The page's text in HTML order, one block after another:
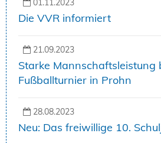
01.11.2023
Die VVR informiert
21.09.2023
Starke Mannschaftsleistung
Fußballturnier in Prohn
28.08.2023
Neu: Das freiwillige 10.